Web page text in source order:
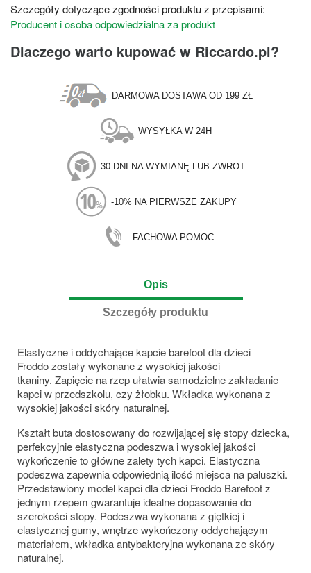
Szczegóły dotyczące zgodności produktu z przepisami:
Producent i osoba odpowiedzialna za produkt
Dlaczego warto kupować w Riccardo.pl?
DARMOWA DOSTAWA OD 199 ZŁ
WYSYŁKA W 24H
30 DNI NA WYMIANĘ LUB ZWROT
-10% NA PIERWSZE ZAKUPY
FACHOWA POMOC
Opis
Szczegóły produktu
Elastyczne i oddychające kapcie barefoot dla dzieci
Froddo zostały wykonane z wysokiej jakości
tkaniny. Zapięcie na rzep ułatwia samodzielne zakładanie
kapci w przedszkolu, czy żłobku. Wkładka wykonana z
wysokiej jakości skóry naturalnej.
Kształt buta dostosowany do rozwijającej się stopy dziecka,
perfekcyjnie elastyczna podeszwa i wysokiej jakości
wykończenie to główne zalety tych kapci. Elastyczna
podeszwa zapewnia odpowiednią ilość miejsca na paluszki.
Przedstawiony model kapci dla dzieci Froddo Barefoot z
jednym rzepem gwarantuje idealne dopasowanie do
szerokości stopy. Podeszwa wykonana z giętkiej i
elastycznej gumy, wnętrze wykończony oddychającym
materiałem, wkładka antybakteryjna wykonana ze skóry
naturalnej.